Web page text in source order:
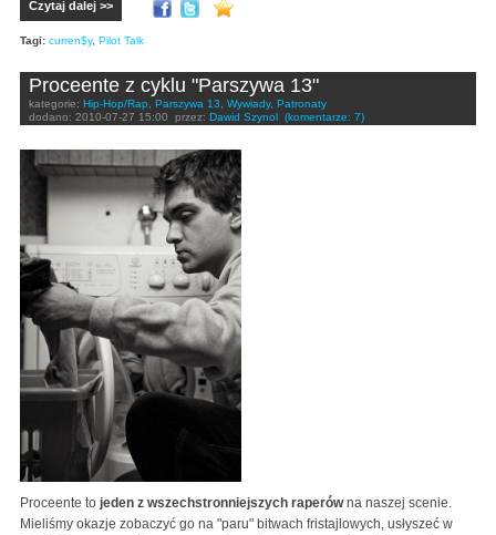
Czytaj dalej >>
Tagi: curren$y, Pilot Talk
Proceente z cyklu "Parszywa 13"
kategorie: Hip-Hop/Rap Parszywa 13 Wywiady, Patronaty
dodano: 2010-07-27 15:00 przez: Dawid Szynol (komentarze: 7)
Proceente to jeden z wszechstronniejszych raperówna naszej scenie.
Mieliśmy okazje zobaczyć go na "paru" bitwach fristajlowych, usłyszeć w